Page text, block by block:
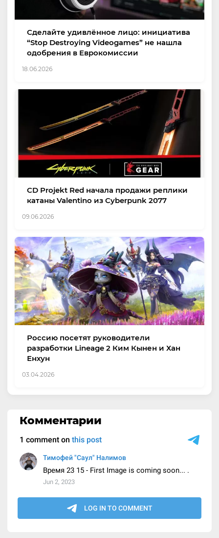
Сделайте удивлённое лицо: инициатива
“Stop Destroying Videogames” не нашла
одобрения в Еврокомиссии
18.06.2026
CD Projekt Red начала продажи реплики
катаны Valentino из Cyberpunk 2077
09.06.2026
Россию посетят руководители
разработки Lineage 2 Ким Кынен и Хан
Енхун
03.04.2026
Комментарии